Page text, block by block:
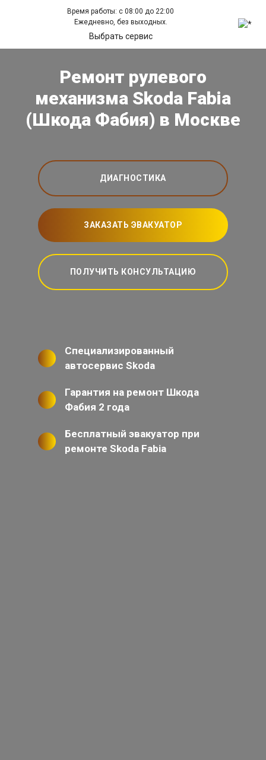
Время работы: с 08:00 до 22:00
Ежедневно, без выходных.
Выбрать сервис
Ремонт рулевого
механизма Skoda Fabia
(Шкода Фабия) в Москве
ДИАГНОСТИКА
ЗАКАЗАТЬ ЭВАКУАТОР
ПОЛУЧИТЬ КОНСУЛЬТАЦИЮ
Специализированный
автосервис Skoda
Гарантия на ремонт Шкода
Фабия 2 года
Бесплатный эвакуатор при
ремонте Skoda Fabia